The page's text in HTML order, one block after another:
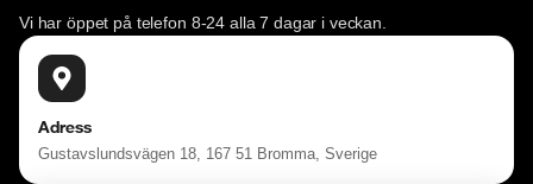
Vi har öppet på telefon 8-24 alla 7 dagar i veckan.
Adress
Gustavslundsvägen 18, 167 51 Bromma, Sverige